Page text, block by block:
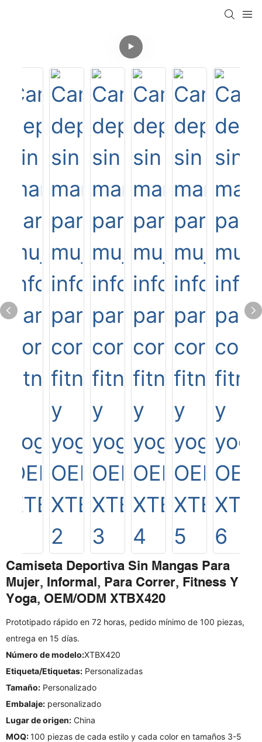
Camiseta Deportiva Sin Mangas Para
Mujer, Informal, Para Correr, Fitness Y
Yoga, OEM/ODM XTBX420
Prototipado rápido en 72 horas, pedido mínimo de 100 piezas,
entrega en 15 días.
Número de modelo:XTBX420
Etiqueta/Etiquetas: Personalizadas
Tamaño: Personalizado
Embalaje: personalizado
Lugar de origen: China
MOQ:100 piezas de cada estilo y cada color en tamaños 3-5